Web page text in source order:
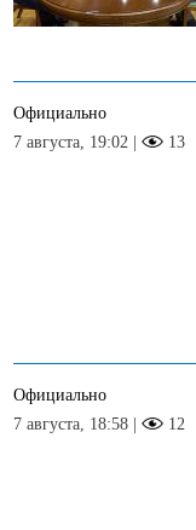
Официально
7 августа, 19:02 |
13
Официально
7 августа, 18:58 |
12